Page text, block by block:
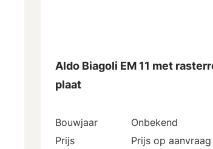
Aldo Biagoli EM 11 met
plaat
Bouwjaar
Onbekend
Prijs
Prijs op aanvraag